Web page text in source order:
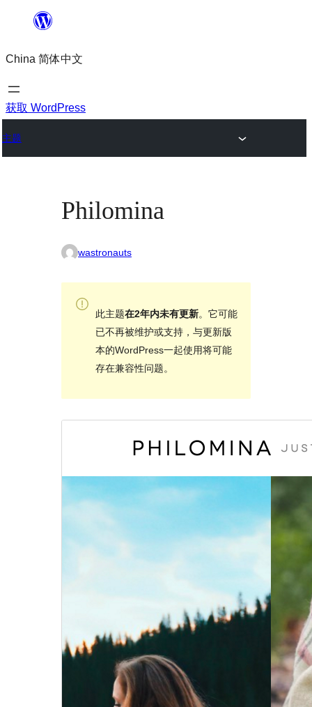
内
容
China 简体中文
获取 WordPress
主题
Philomina
wastronauts
此主题在2年内未有更新。它可能
已不再被维护或支持，与更新版
本的WordPress一起使用将可能
存在兼容性问题。